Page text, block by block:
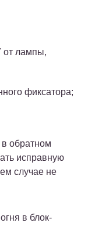
от лампы,
фиксатора;
в обратном
исправную
случае не
в блок-